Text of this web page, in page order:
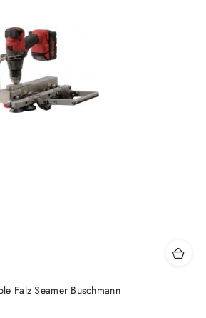
Falz Seamer Buschmann